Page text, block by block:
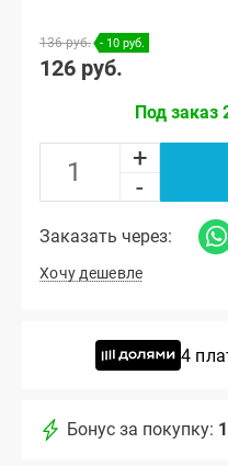
136 руб. - 10 руб.
126 руб.
Под заказ
+
-
Заказать через:
Хочу дешевле
4
Бонус за покупку: